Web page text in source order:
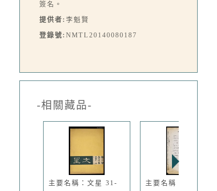
簽名。
提供者: 李魁賢
登錄號: NMTL20140080187
-相關藏品-
主要名稱：文星 31- 主要名稱：本書目錄